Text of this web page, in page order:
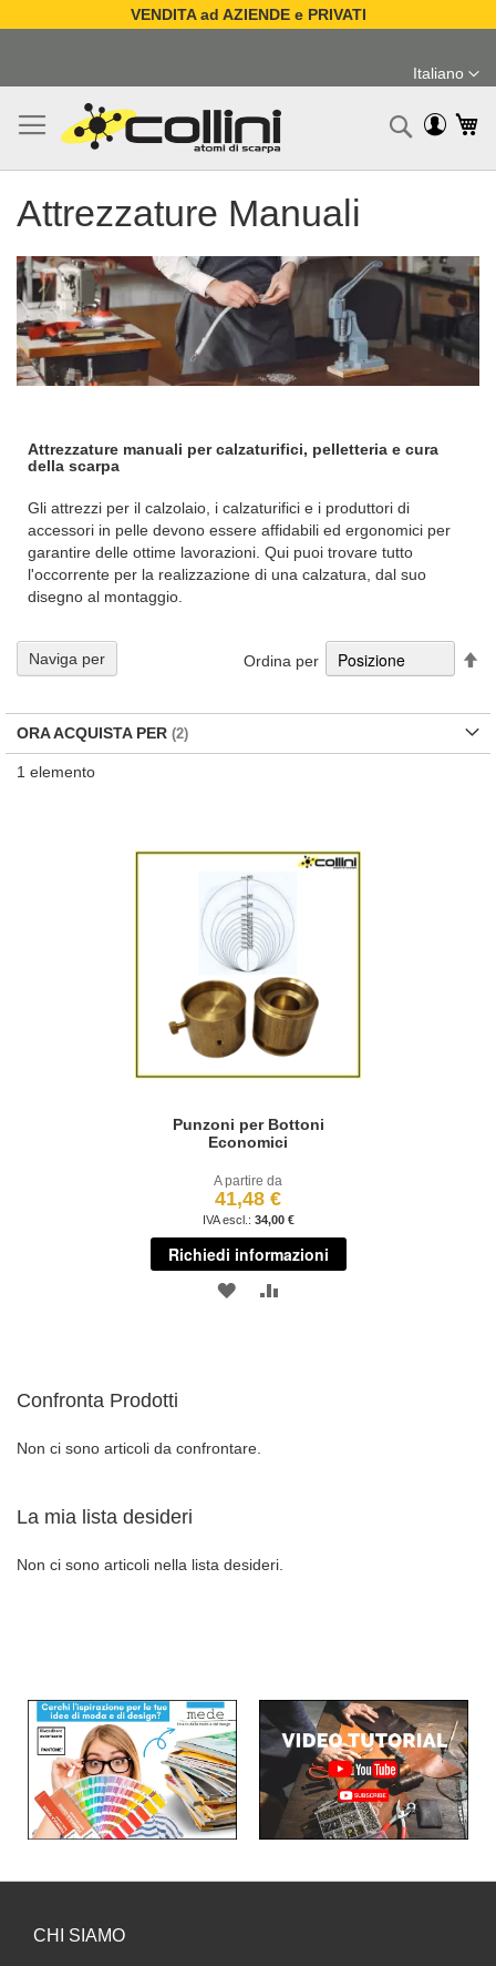
VENDITA ad AZIENDE e PRIVATI
contenuto
Lingua
Italiano
Attrezzature Manuali
Attrezzature manuali per calzaturifici, pelletteria e cura
della scarpa
Gli attrezzi per il calzolaio, i calzaturifici e i produttori di
accessori in pelle devono essere affidabili ed ergonomici per
garantire delle ottime lavorazioni. Qui puoi trovare tutto
l'occorrente per la realizzazione di una calzatura, dal suo
disegno al montaggio.
1 elemento
Ordina per
Punzoni per Bottoni
Economici
A partire da
41,48 €
34,00 €
Richiedi informazioni
AGGIUNGI
Naviga per
ORA ACQUISTA PER
Confronta Prodotti
Non ci sono articoli da confrontare.
La mia lista desideri
Non ci sono articoli nella lista desideri.
CHI SIAMO